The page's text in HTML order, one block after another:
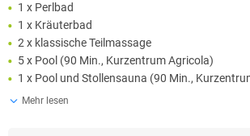
1 x Perlbad
1 x Kräuterbad
2 x klassische Teilmassage
5 x Pool (90 Min., Kurzentrum Agricola)
1 x Pool und Stollensauna (90 Min.,
Mehr lesen